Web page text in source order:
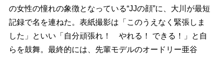
の女性の憧れの象徴となっている“JJの顔”に、大川が最短
記録で名を連ねた。表紙撮影は「このうえなく緊張しま
した」といい「自分頑張れ！ やれる！ できる！」と自
らを鼓舞。最終的には、先輩モデルのオードリー亜谷